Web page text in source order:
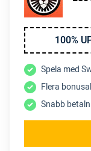
100%
Spela med
Flera
Snabb